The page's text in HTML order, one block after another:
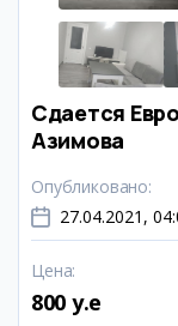
Сдается
Азимова
Опубликовано:
27.04.2021,
Цена:
800 y.e